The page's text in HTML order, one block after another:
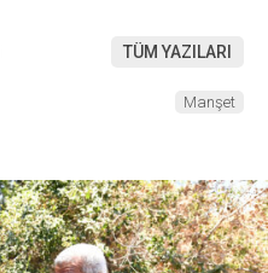
TÜM YAZILARI
Manşet